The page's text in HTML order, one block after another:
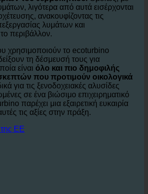
χρήση ζεστού νερού,
ενέργεια,το οποίομειώνει
του θερμοκηπίου.
Ομοίως, με
λιγότερα από αυτά εισέρχονται
ανακουφίζοντας τις
λυμάτων και
περιβάλλον.
χρησιμοποιούν το ecoturbino
τη δέσμευσή τους για
είναιόλο και πιο δημοφιλής
που προτιμούν οικολογικά
για τις ξενοδοχειακές αλυσίδες
σε ένα βιώσιμο επιχειρηματικό
παρέχει μια εξαιρετική ευκαιρία